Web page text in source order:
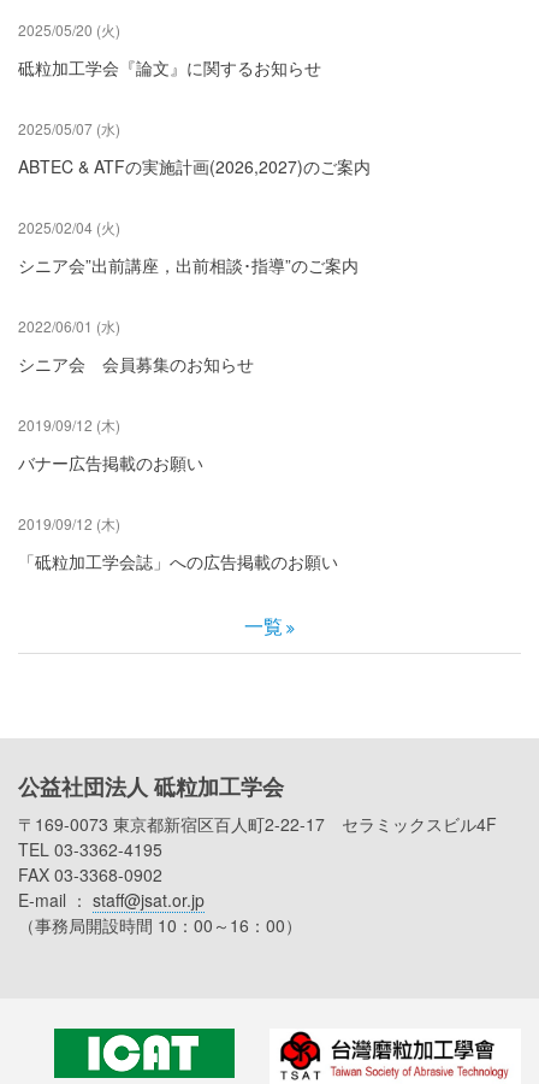
2025/05/20 (火)
砥粒加工学会『論文』に関するお知らせ
2025/05/07 (水)
ABTEC & ATFの実施計画(2026,2027)のご案内
2025/02/04 (火)
シニア会”出前講座，出前相談･指導”のご案内
2022/06/01 (水)
シニア会 会員募集のお知らせ
2019/09/12 (木)
バナー広告掲載のお願い
2019/09/12 (木)
「砥粒加工学会誌」への広告掲載のお願い
一覧
公益社団法人 砥粒加工学会
〒169-0073 東京都新宿区百人町2-22-17 セラミックスビル4F
TEL 03-3362-4195
FAX 03-3368-0902
E-mail ： staff@jsat.or.jp
（事務局開設時間 10：00～16：00）